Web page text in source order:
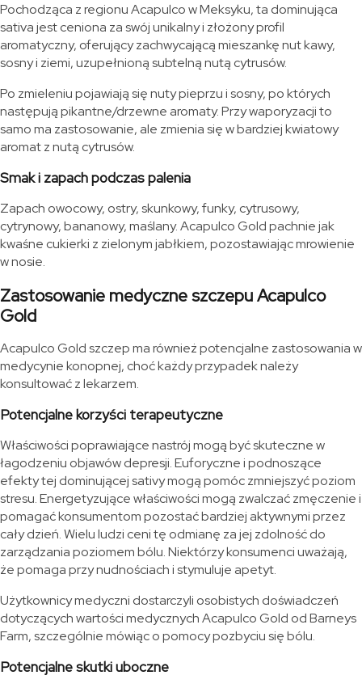
Pochodząca z regionu Acapulco w Meksyku, ta dominująca
sativa jest ceniona za swój unikalny i złożony profil
aromatyczny, oferujący zachwycającą mieszankę nut kawy,
sosny i ziemi, uzupełnioną subtelną nutą cytrusów.
Po zmieleniu pojawiają się nuty pieprzu i sosny, po których
następują pikantne/drzewne aromaty. Przy waporyzacji to
samo ma zastosowanie, ale zmienia się w bardziej kwiatowy
aromat z nutą cytrusów.
Smak i zapach podczas palenia
Zapach owocowy, ostry, skunkowy, funky, cytrusowy,
cytrynowy, bananowy, maślany. Acapulco Gold pachnie jak
kwaśne cukierki z zielonym jabłkiem, pozostawiając mrowienie
w nosie.
Zastosowanie medyczne szczepu Acapulco
Gold
Acapulco Gold szczep ma również potencjalne zastosowania w
medycynie konopnej, choć każdy przypadek należy
konsultować z lekarzem.
Potencjalne korzyści terapeutyczne
Właściwości poprawiające nastrój mogą być skuteczne w
łagodzeniu objawów depresji. Euforyczne i podnoszące
efekty tej dominującej sativy mogą pomóc zmniejszyć poziom
stresu. Energetyzujące właściwości mogą zwalczać zmęczenie i
pomagać konsumentom pozostać bardziej aktywnymi przez
cały dzień. Wielu ludzi ceni tę odmianę za jej zdolność do
zarządzania poziomem bólu. Niektórzy konsumenci uważają,
że pomaga przy nudnościach i stymuluje apetyt.
Użytkownicy medyczni dostarczyli osobistych doświadczeń
dotyczących wartości medycznych Acapulco Gold od Barneys
Farm, szczególnie mówiąc o pomocy pozbyciu się bólu.
Potencjalne skutki uboczne